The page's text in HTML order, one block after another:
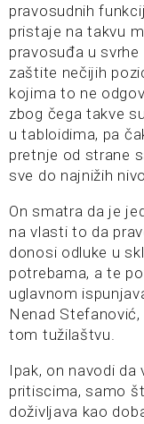
pravosudnih
pristaje na takvu
pravosuđa u
zaštite nečijih
kojima to ne
zbog čega takve
u tabloidima, pa
pretnje od strane
sve do najnižih
On smatra da je
na vlasti to da
donosi odluke u
potrebama, a te
uglavnom
Nenad
tom tužilaštvu.
Ipak, on navodi da
pritiscima, samo
doživljava kao